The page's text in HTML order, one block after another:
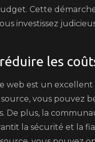
Cette
investissez
les
web est un
vous pouvez
De plus, la
la sécurité et la